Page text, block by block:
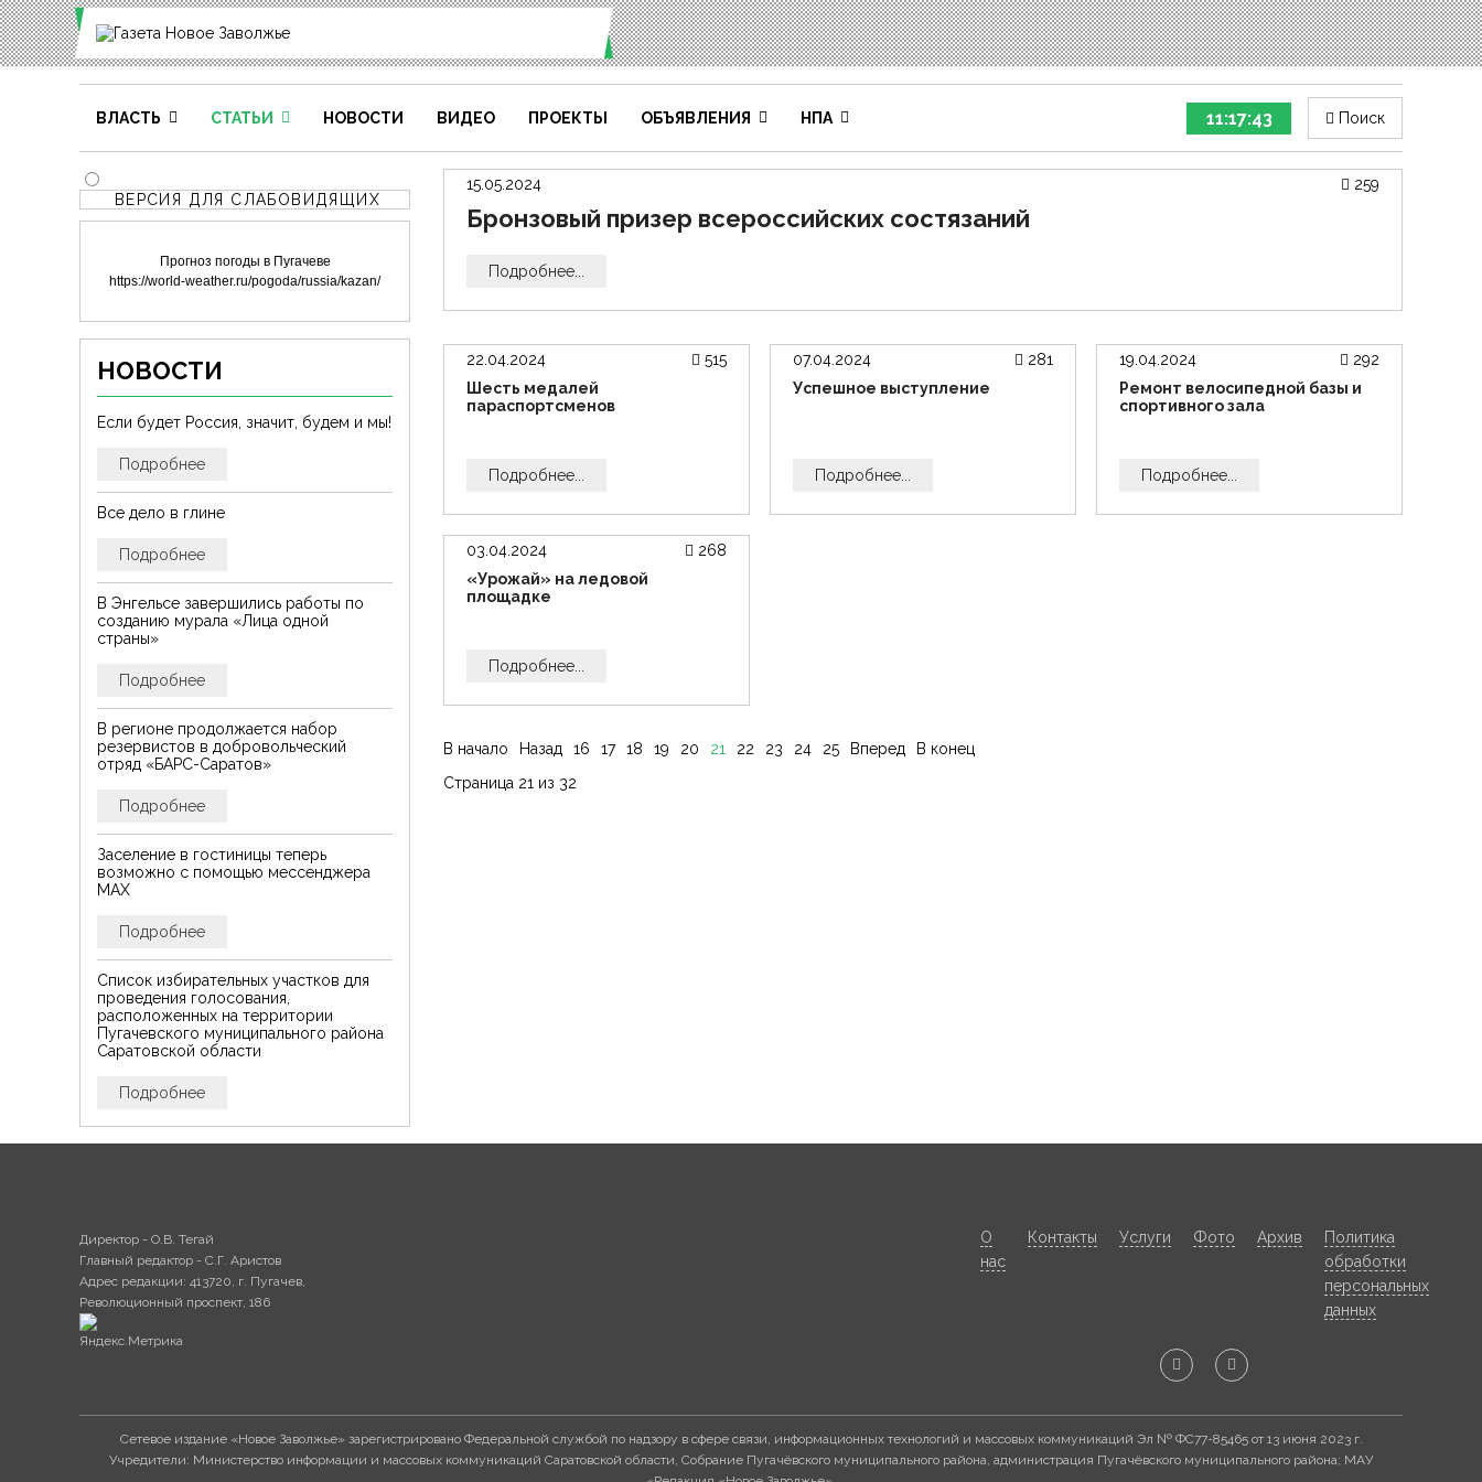
ВЛАСТЬ СТАТЬИ НОВОСТИ ВИДЕО ПРОЕКТЫ ОБЪЯВЛЕНИЯ НПА 11:17:43 Поиск
ВЕРСИЯ ДЛЯ СЛАБОВИДЯЩИХ
Прогноз погоды в Пугачеве
https://world-weather.ru/pogoda/russia/kazan/
НОВОСТИ
Если будет Россия, значит, будем и мы!
Подробнее
Все дело в глине
Подробнее
В Энгельсе завершились работы по
созданию мурала «Лица одной
страны»
Подробнее
В регионе продолжается набор
резервистов в добровольческий
отряд «БАРС-Саратов»
Подробнее
Заселение в гостиницы теперь
возможно с помощью мессенджера
MAX
Подробнее
Список избирательных участков для
проведения голосования,
расположенных на территории
Пугачевского муниципального района
Саратовской области
Подробнее
15.05.2024 259
Бронзовый призер всероссийских состязаний
Подробнее...
22.04.2024
515
Шесть медалей
параспортсменов
Подробнее...
07.04.2024
281
Успешное выступление
Подробнее...
19.04.2024
292
Ремонт велосипедной базы и
спортивного зала
Подробнее...
03.04.2024
268
«Урожай» на ледовой
площадке
Подробнее...
В начало Назад 16 17 18 19 20 21 22 23 24 25 Вперед
В конец
Страница 21 из 32
Директор - О.В. Тегай
Главный редактор - С.Г. Аристов
Адрес редакции: 413720, г. Пугачев,
Революционный проспект, 186
О
нас
Контакты Услуги Фото Архив
Политика
обработки
персональных
данных
Сетевое издание «Новое Заволжье» зарегистрировано Федеральной службой по надзору в сфере связи, информационных технологий и массовых коммуникаций Эл № ФС77-85465 от 13 июня 2023 г.
Учредители: Министерство информации и массовых коммуникаций Саратовской области, Собрание Пугачёвского муниципального района, администрация Пугачёвского муниципального района; МАУ